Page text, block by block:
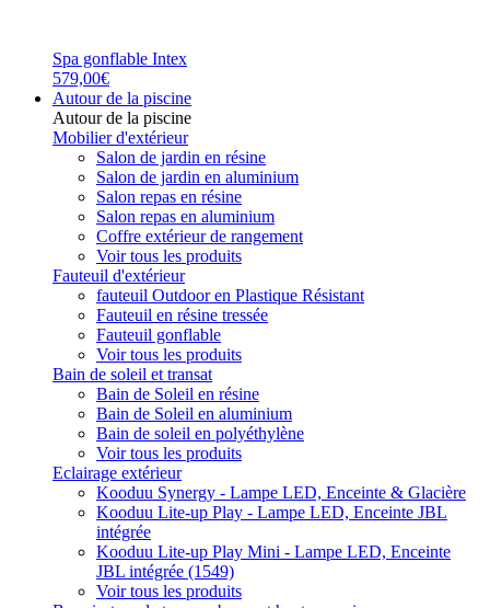
Spa gonflable Intex
579,00€
Autour de la piscine
Autour de la piscine
Mobilier d'extérieur
Salon de jardin en résine
Salon de jardin en aluminium
Salon repas en résine
Salon repas en aluminium
Coffre extérieur de rangement
Voir tous les produits
Fauteuil d'extérieur
fauteuil Outdoor en Plastique Résistant
Fauteuil en résine tressée
Fauteuil gonflable
Voir tous les produits
Bain de soleil et transat
Bain de Soleil en résine
Bain de Soleil en aluminium
Bain de soleil en polyéthylène
Voir tous les produits
Eclairage extérieur
Kooduu Synergy - Lampe LED, Enceinte & Glacière
Kooduu Lite-up Play - Lampe LED, Enceinte JBL
intégrée
Kooduu Lite-up Play Mini - Lampe LED, Enceinte
JBL intégrée (1549)
Voir tous les produits